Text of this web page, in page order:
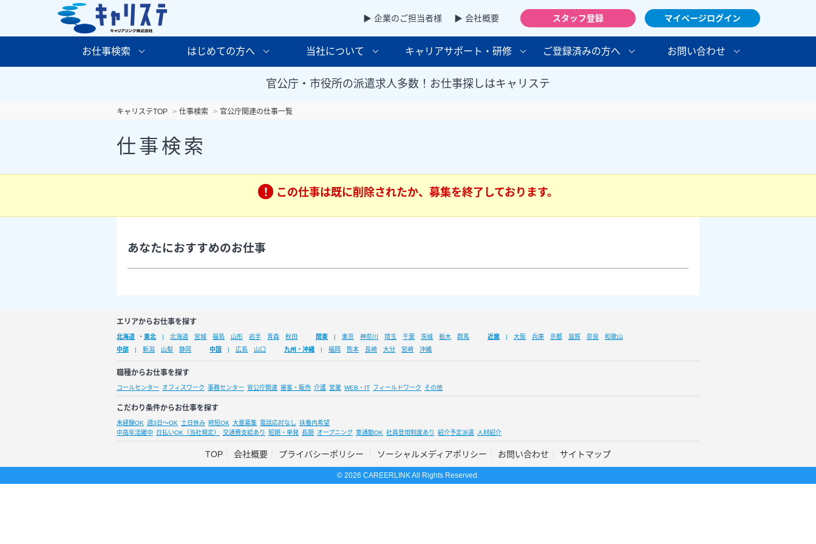
▶ 企業のご担当者様 ▶ 会社概要 スタッフ登録 マイページログイン
お仕事検索 はじめての方へ 当社について キャリアサポート・研修 ご登録済みの方へ お問い合わせ
官公庁・市役所の派遣求人多数！お仕事探しはキャリステ
キャリステTOP 仕事検索 官公庁関連の仕事一覧
仕事検索
この仕事は既に削除されたか、募集を終了しております。
あなたにおすすめのお仕事
エリアからお仕事を探す
北海道 ・ 東北 北海道 宮城 福島 山形 岩手 青森 秋田 関東 東京 神奈川 埼玉 千葉 茨城 栃木 群馬 近畿 大阪 兵庫 京都 滋賀 奈良
和歌山
中部
新潟 山梨 静岡 中国 広島 山口 九州・沖縄 福岡 熊本 長崎 大分 宮崎 沖縄
職種からお仕事を探す
コールセンター オフィスワーク 事務センター 官公庁関連 接客・販売 介護 営業 WEB・IT フィールドワーク その他
こだわり条件からお仕事を探す
未経験OK 週3日～OK 土日休み 時短OK 大量募集 電話応対なし 扶養内希望
中高年活躍中
日払いOK（当社規定） 交通費支給あり 短期・単発 長期 オープニング 車通勤OK 社員登用制度あり 紹介予定派遣 人材紹介
TOP 会社概要 プライバシーポリシー ソーシャルメディアポリシー お問い合わせ サイトマップ
© 2026 CAREERLINK All Rights Reserved.